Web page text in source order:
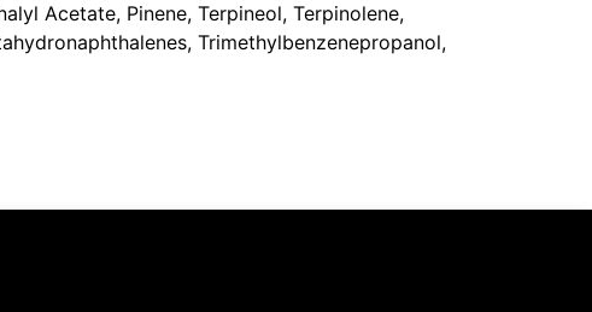
Acetate, Pinene, Terpineol, Terpinolene,
Trimethylbenzenepropanol,